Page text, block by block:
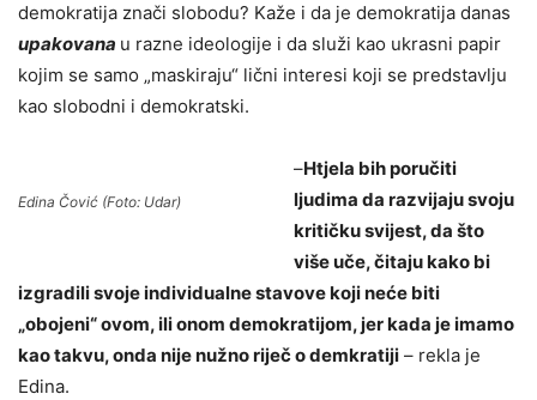
demokratija znači slobodu? Kaže i da je demokratija danas
upakovana u razne ideologije i da služi kao ukrasni papir
kojim se samo „maskiraju“ lični interesi koji se predstavlju
kao slobodni i demokratski.
Edina Čović (Foto: Udar)
–Htjela bih poručiti
ljudima da razvijaju svoju
kritičku svijest, da što
više uče, čitaju kako bi
izgradili svoje individualne stavove koji neće biti
„obojeni“ ovom, ili onom demokratijom, jer kada je imamo
kao takvu, onda nije nužno riječ o demkratiji – rekla je
Edina.